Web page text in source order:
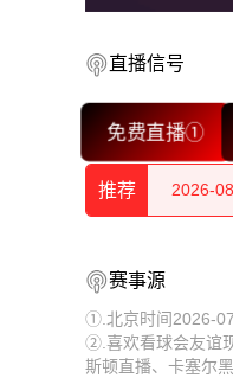
直播信号
免费直播①
推荐
2026-
2026-
2026-
2026-
赛事源
①.北京时间2026-
②.喜欢看球会友谊
斯顿直播、卡塞尔